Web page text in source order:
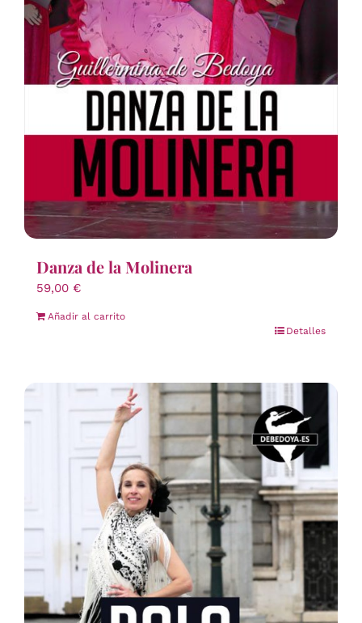
Danza de la Molinera
59,00 €
Añadir al carrito
Detalles